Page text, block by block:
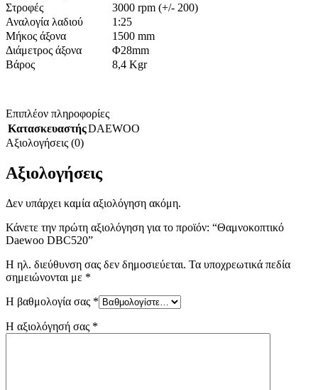
Στροφές
3000 rpm (+/- 200)
Αναλογία λαδιού
1:25
Μήκος άξονα
1500 mm
Διάμετρος άξονα
Φ28mm
Βάρος
8,4 Kgr
Επιπλέον πληροφορίες
ΚατασκευαστήςDAEWOO
Αξιολογήσεις (0)
Αξιολογήσεις
Δεν υπάρχει καμία αξιολόγηση ακόμη.
Κάνετε την πρώτη αξιολόγηση για το προϊόν: “Θαμνοκοπτικό
Daewoo DBC520”
Η ηλ. διεύθυνση σας δεν δημοσιεύεται. Τα υποχρεωτικά πεδία
σημειώνονται με *
Η βαθμολογία σας *
Η αξιολόγησή σας *